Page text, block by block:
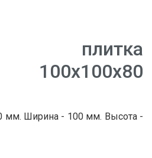
плитка
100х100х80
мм. Ширина - 100 мм. Высота -